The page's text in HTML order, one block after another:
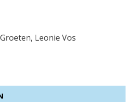
Leonie Vos